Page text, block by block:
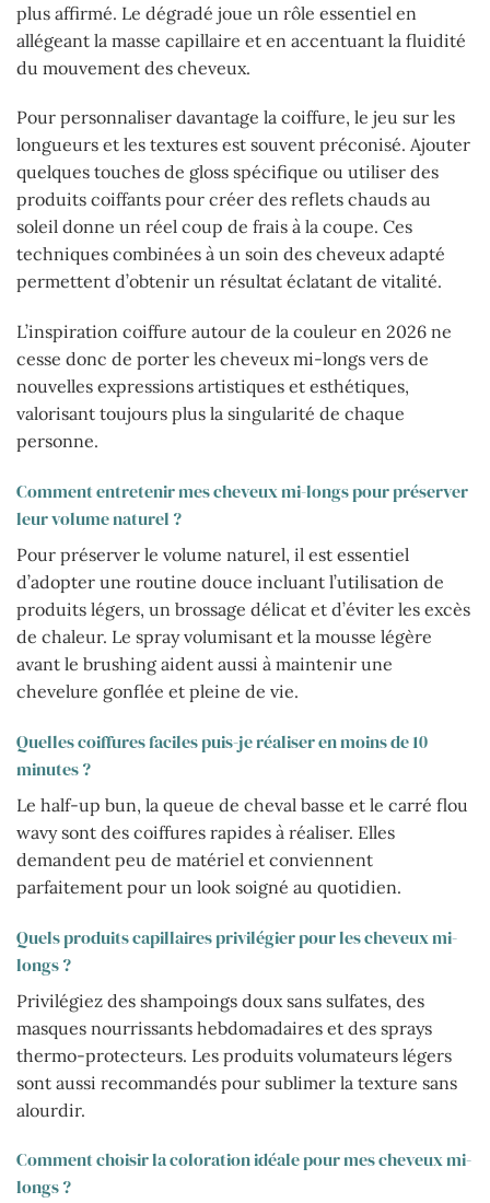
plus affirmé. Le dégradé joue un rôle essentiel en
allégeant la masse capillaire et en accentuant la fluidité
du mouvement des cheveux.
Pour personnaliser davantage la coiffure, le jeu sur les
longueurs et les textures est souvent préconisé. Ajouter
quelques touches de gloss spécifique ou utiliser des
produits coiffants pour créer des reflets chauds au
soleil donne un réel coup de frais à la coupe. Ces
techniques combinées à un soin des cheveux adapté
permettent d’obtenir un résultat éclatant de vitalité.
L’inspiration coiffure autour de la couleur en 2026 ne
cesse donc de porter les cheveux mi-longs vers de
nouvelles expressions artistiques et esthétiques,
valorisant toujours plus la singularité de chaque
personne.
Comment entretenir mes cheveux mi-longs pour préserver
leur volume naturel ?
Pour préserver le volume naturel, il est essentiel
d’adopter une routine douce incluant l’utilisation de
produits légers, un brossage délicat et d’éviter les excès
de chaleur. Le spray volumisant et la mousse légère
avant le brushing aident aussi à maintenir une
chevelure gonflée et pleine de vie.
Quelles coiffures faciles puis-je réaliser en moins de 10
minutes ?
Le half-up bun, la queue de cheval basse et le carré flou
wavy sont des coiffures rapides à réaliser. Elles
demandent peu de matériel et conviennent
parfaitement pour un look soigné au quotidien.
Quels produits capillaires privilégier pour les cheveux mi-
longs ?
Privilégiez des shampoings doux sans sulfates, des
masques nourrissants hebdomadaires et des sprays
thermo-protecteurs. Les produits volumateurs légers
sont aussi recommandés pour sublimer la texture sans
alourdir.
Comment choisir la coloration idéale pour mes cheveux mi-
longs ?